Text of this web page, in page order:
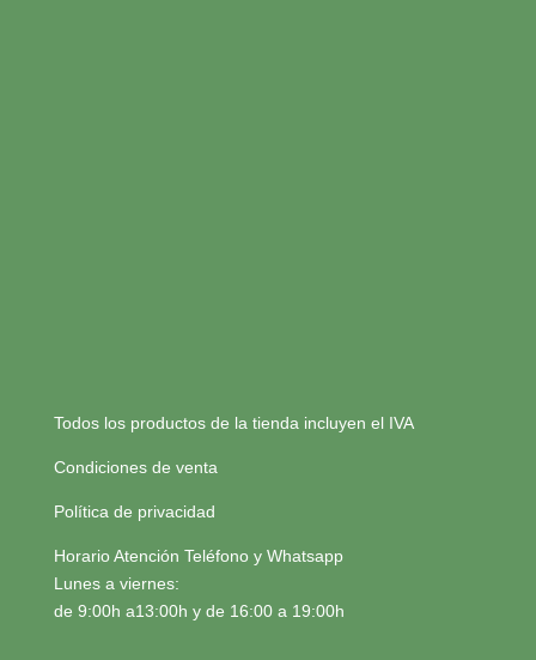
Todos los productos de la tienda incluyen el IVA
Condiciones de venta
Política de privacidad
Horario Atención Teléfono y Whatsapp
Lunes a viernes:
de 9:00h a13:00h y de 16:00 a 19:00h